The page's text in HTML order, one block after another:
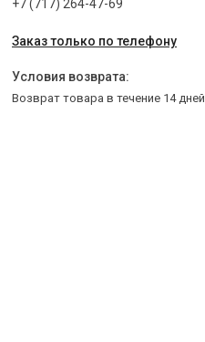
+7 (717) 264-47-69
Заказ только по телефону
возврат товара в течение 14 дней